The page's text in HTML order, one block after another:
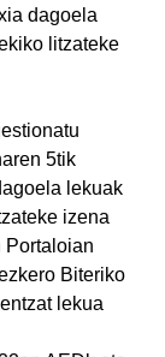
dagoela
litzateke
5tik
lekuak
izena
Portaloian
Biteriko
lekua